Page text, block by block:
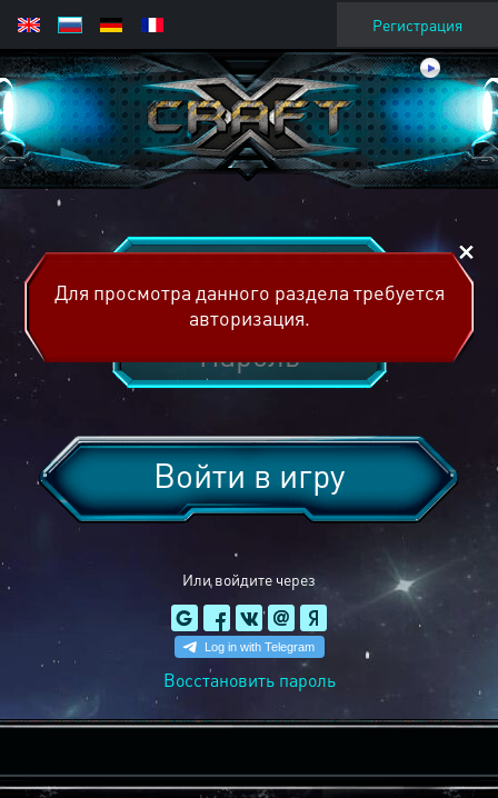
Регистрация
Или войдите через
Войти в игру
Восстановить пароль
Для просмотра данного раздела требуется
авторизация.